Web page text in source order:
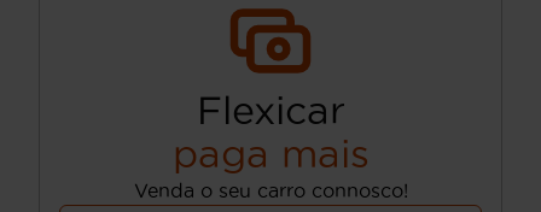
Flexicar
paga mais
Venda o seu carro connosco!